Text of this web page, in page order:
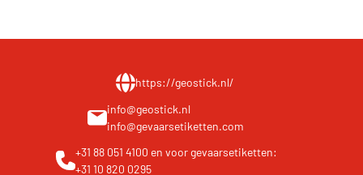
https://geostick.nl/
info@geostick.nl
info@gevaarsetiketten.com
+31 88 051 4100 en voor gevaarsetiketten:
+31 10 820 0295